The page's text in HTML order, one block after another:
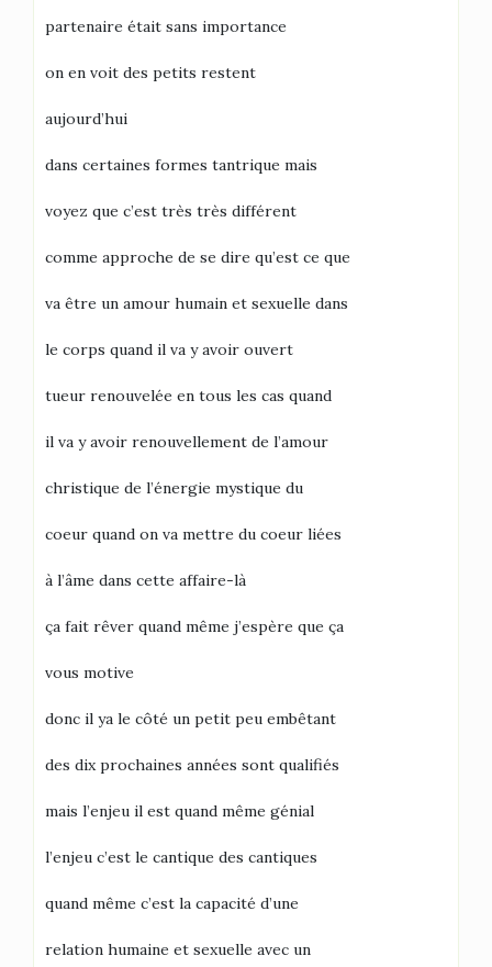
partenaire était sans importance
on en voit des petits restent
aujourd’hui
dans certaines formes tantrique mais
voyez que c’est très très différent
comme approche de se dire qu’est ce que
va être un amour humain et sexuelle dans
le corps quand il va y avoir ouvert
tueur renouvelée en tous les cas quand
il va y avoir renouvellement de l’amour
christique de l’énergie mystique du
coeur quand on va mettre du coeur liées
à l’âme dans cette affaire-là
ça fait rêver quand même j’espère que ça
vous motive
donc il ya le côté un petit peu embêtant
des dix prochaines années sont qualifiés
mais l’enjeu il est quand même génial
l’enjeu c’est le cantique des cantiques
quand même c’est la capacité d’une
relation humaine et sexuelle avec un